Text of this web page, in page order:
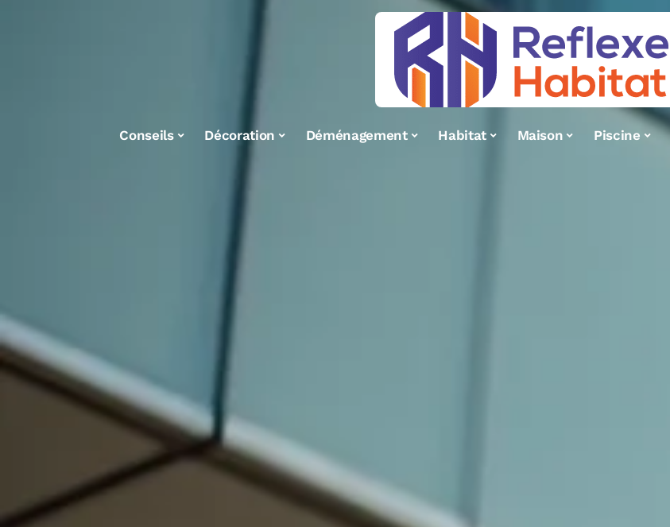
Conseils Décoration Déménagement Habitat Maison Piscine